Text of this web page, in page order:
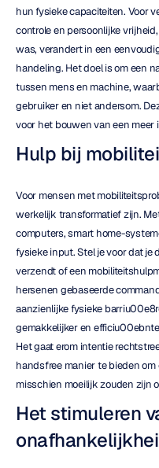
hun fysieke capaciteiten. Voor
controle en persoonlijke
was, verandert in een
handeling. Het doel is om een
tussen mens en machine,
gebruiker en niet andersom.
voor het bouwen van een meer
Hulp bij
Voor mensen met
werkelijk transformatief zijn.
computers, smart home-
fysieke input. Stel je voor dat je
verzendt of een
hersenen gebaseerde
aanzienlijke fysieke
gemakkelijker en
Het gaat erom intentie
handsfree manier te bieden
misschien moeilijk zouden zijn
Het stimuleren